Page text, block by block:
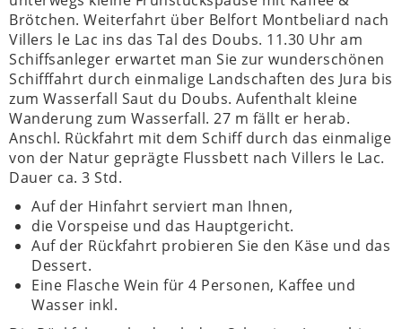
Brötchen. Weiterfahrt über Belfort Montbeliard nach
Villers le Lac ins das Tal des Doubs. 11.30 Uhr am
Schiffsanleger erwartet man Sie zur wunderschönen
Schifffahrt durch einmalige Landschaften des Jura bis
zum Wasserfall Saut du Doubs. Aufenthalt kleine
Wanderung zum Wasserfall. 27 m fällt er herab.
Anschl. Rückfahrt mit dem Schiff durch das einmalige
von der Natur geprägte Flussbett nach Villers le Lac.
Dauer ca. 3 Std.
Auf der Hinfahrt serviert man Ihnen,
die Vorspeise und das Hauptgericht.
Auf der Rückfahrt probieren Sie den Käse und das
Dessert.
Eine Flasche Wein für 4 Personen, Kaffee und
Wasser inkl.